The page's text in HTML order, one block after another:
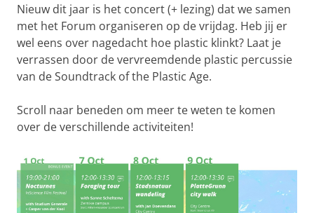
Nieuw dit jaar is het concert (+ lezing) dat we samen
met het Forum organiseren op de vrijdag. Heb jij er
wel eens over nagedacht hoe plastic klinkt? Laat je
verrassen door de vervreemdende plastic percussie
van de Soundtrack of the Plastic Age.
Scroll naar beneden om meer te weten te komen
over de verschillende activiteiten!